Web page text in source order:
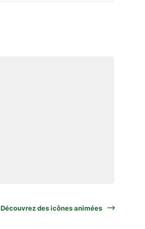
Découvrez des icônes animées